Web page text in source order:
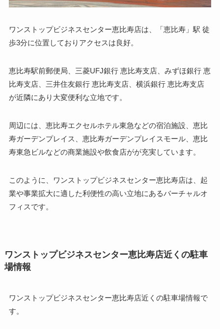
ワンストップビジネスセンター恵比寿店は、「恵比寿」駅 徒
歩3分に位置しておりアクセスは良好。
恵比寿駅前郵便局、三菱UFJ銀行 恵比寿支店、みずほ銀行 恵
比寿支店、三井住友銀行 恵比寿支店、横浜銀行 恵比寿支店
が近隣にあり大変便利な立地です。
周辺には、恵比寿エクセルホテル東急などの宿泊施設、恵比
寿ガーデンプレイス、恵比寿ガーデンプレイスモール、恵比
寿東急ビルなどの商業施設や飲食店がが充実しています。
このように、ワンストップビジネスセンター恵比寿店は、起
業や事業拡大に適した利便性の高い立地にあるバーチャルオ
フィスです。
ワンストップビジネスセンター恵比寿店近くの駐車
場情報
ワンストップビジネスセンター恵比寿店近くの駐車場情報で
す。